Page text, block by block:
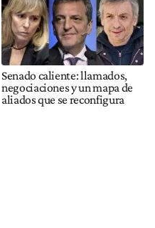
Senado caliente: llamados,
negociaciones y un mapa de
aliados que se reconfigura